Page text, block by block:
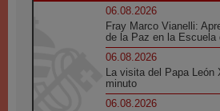
06.08.2026
Fray Marco Vianelli:
de la Paz en la Escuela
06.08.2026
La visita del Papa León
minuto
06.08.2026